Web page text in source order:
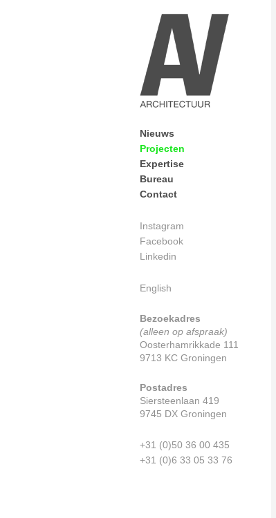
Nieuws
Projecten
Expertise
Bureau
Contact
Instagram
Facebook
Linkedin
English
Bezoekadres
(alleen op afspraak)
Oosterhamrikkade 111
9713 KC Groningen
Postadres
Siersteenlaan 419
9745 DX Groningen
+31 (0)50 36 00 435
+31 (0)6 33 05 33 76